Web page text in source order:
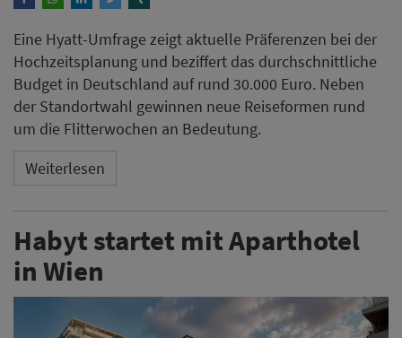
Eine Hyatt-Umfrage zeigt aktuelle Präferenzen bei der
Hochzeitsplanung und beziffert das durchschnittliche
Budget in Deutschland auf rund 30.000 Euro. Neben
der Standortwahl gewinnen neue Reiseformen rund
um die Flitterwochen an Bedeutung.
Weiterlesen
Habyt startet mit Aparthotel
in Wien